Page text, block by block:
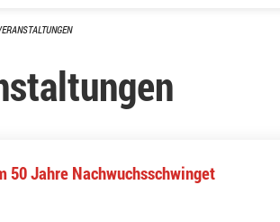
50 Jahre Nachwuchsschwinget